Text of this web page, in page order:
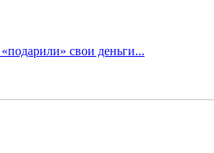
свои деньги...